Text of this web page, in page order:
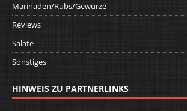
Marinaden/Rubs/Gewürze
Reviews
Salate
Sonstiges
HINWEIS ZU PARTNERLINKS